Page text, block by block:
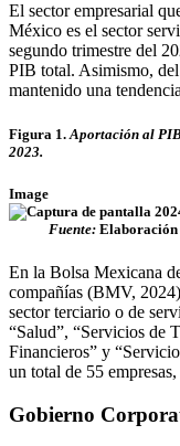
El sector empresarial
México es el sector
segundo trimestre del
PIB total. Asimismo,
mantenido una
Figura 1. Aportación al
2023.
Image
Fuente: Elaboración
En la Bolsa Mexicana
compañías (BMV,
sector terciario o de
“Salud”, “Servicios de
Financieros” y
un total de 55
Gobierno